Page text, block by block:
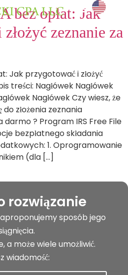
bez opłat: Jak
zeznanie za
Jak przygotować i złożyć
treści: Nagłówek Nagłówek
Nagłówek Czy wiesz, że
złożenia zeznania
darmo ? Program IRS Free File
bezpłatnego składania
1. Oprogramowanie
(dla […]
rozwiązanie
sposób jego
a może wiele umożliwić.
wiadomość: